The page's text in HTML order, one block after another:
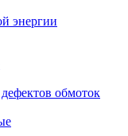
энергии
обмоток